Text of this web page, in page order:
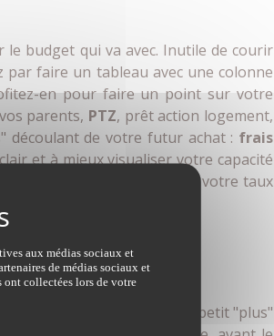
budget qui va avec. Inutile de courir
par faire un tableau avec une colonne
en pour faire un point sur votre
parents, PTZ, prêt action logement,
découlant de votre futur achat : frais
et à mieux visualiser votre capacité
votre crédit. Dans l'idéal, votre taux
par votre banque. Ce petit "plus"
aux médias sociaux et
de médias sociaux et
collectées lors de votre